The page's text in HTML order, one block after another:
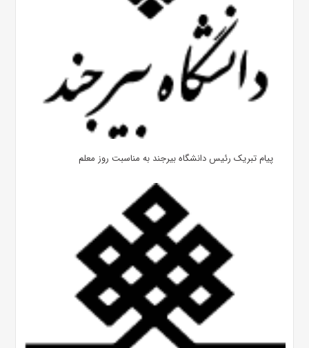
پیام تبریک رئیس دانشگاه بیرجند به مناسبت روز معلم